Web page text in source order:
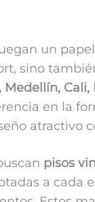
un
sino
Medellín,
en la
atractivo
pisos
a cada